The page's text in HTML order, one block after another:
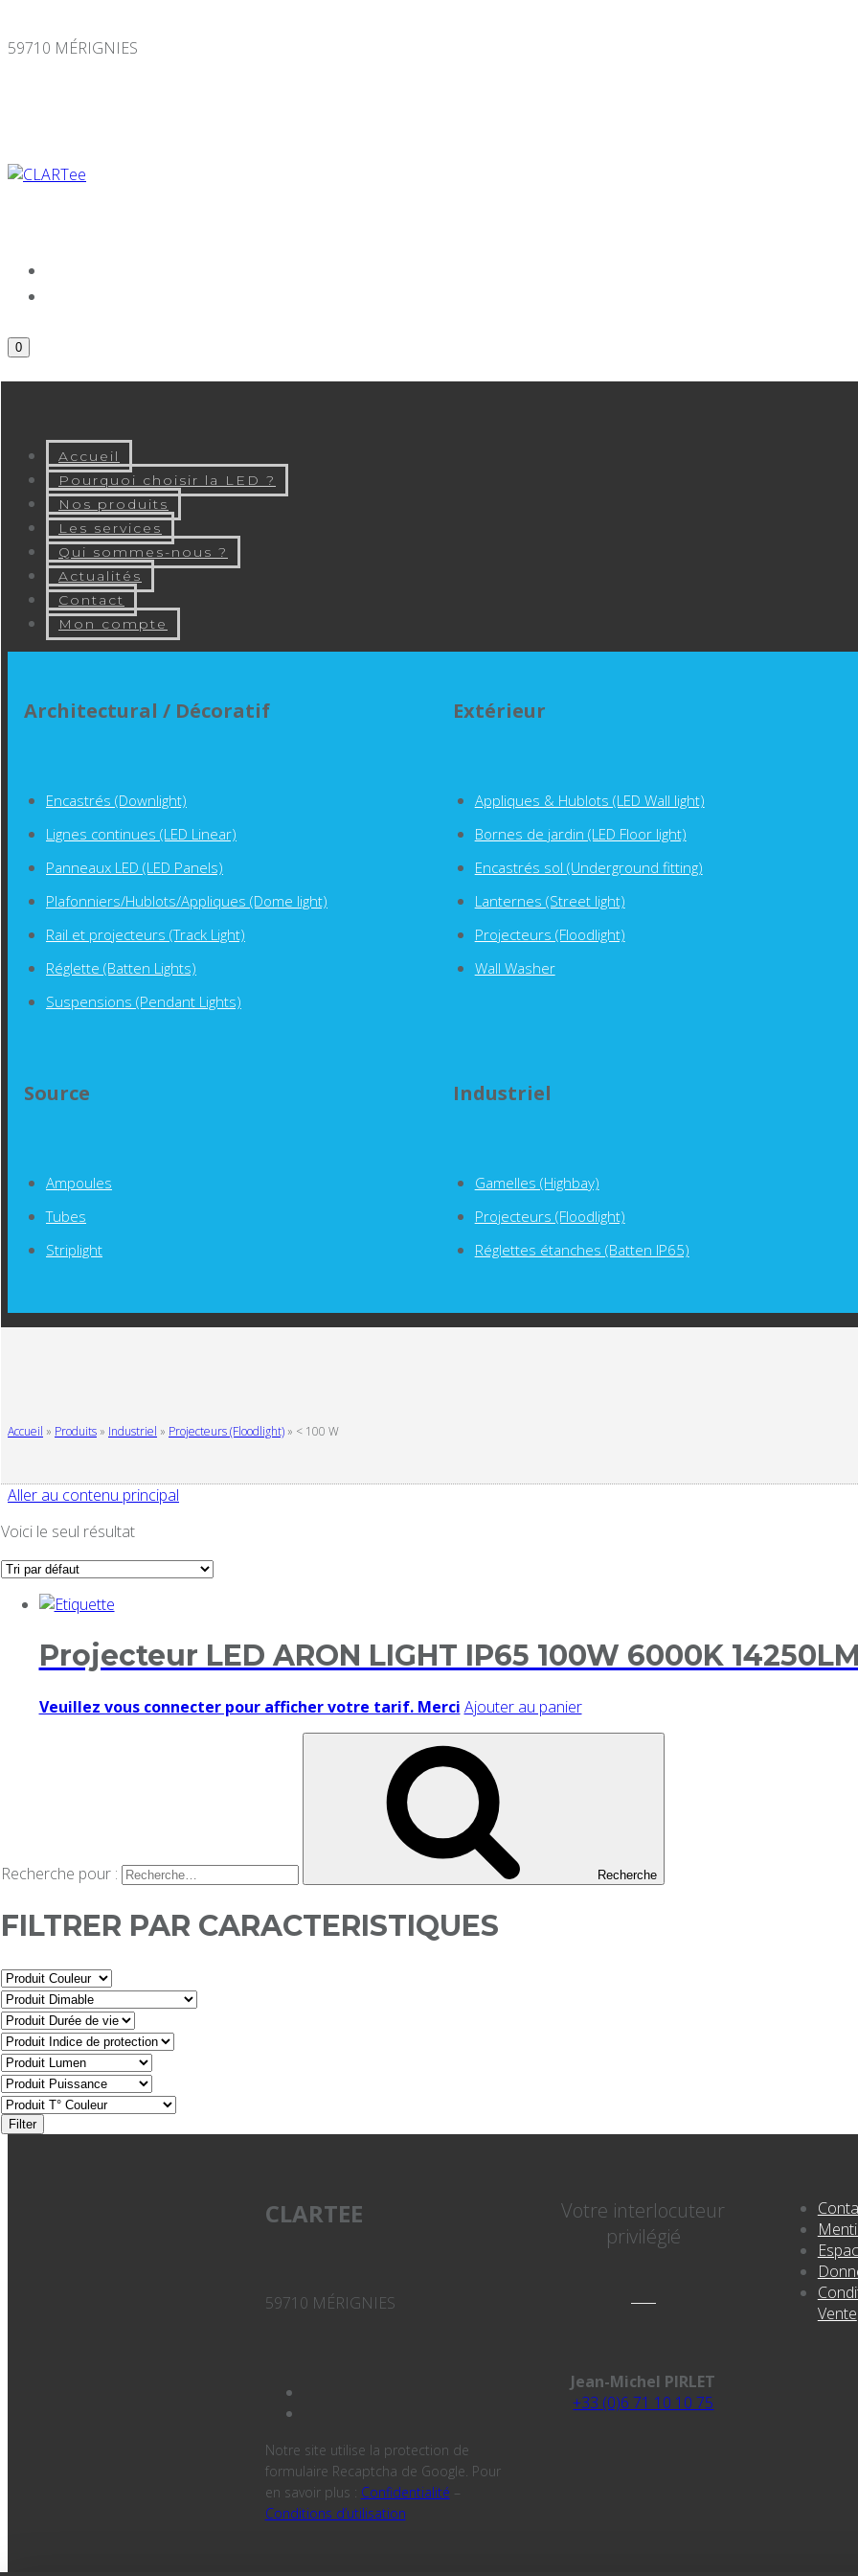
59710 MÉRIGNIES
0
Accueil
Pourquoi choisir la LED ?
Nos produits
Les services
Qui sommes-nous ?
Actualités
Contact
Mon compte
Architectural / Décoratif
Encastrés (Downlight)
Lignes continues (LED Linear)
Panneaux LED (LED Panels)
Plafonniers/Hublots/Appliques (Dome light)
Rail et projecteurs (Track Light)
Réglette (Batten Lights)
Suspensions (Pendant Lights)
Extérieur
Appliques & Hublots (LED Wall light)
Bornes de jardin (LED Floor light)
Encastrés sol (Underground fitting)
Lanternes (Street light)
Projecteurs (Floodlight)
Wall Washer
Source
Ampoules
Tubes
Striplight
Industriel
Gamelles (Highbay)
Projecteurs (Floodlight)
Réglettes étanches (Batten IP65)
Accueil » Produits » Industriel » Projecteurs (Floodlight) » < 100 W
Aller au contenu principal
Voici le seul résultat
Projecteur LED ARON LIGHT IP65 100W 6000K
Veuillez vous connecter pour afficher votre tarif. Merci Ajouter au panier
Recherche pour : Recherche
FILTRER PAR CARACTERISTIQUES
Filter
CLARTEE
59710 MÉRIGNIES
Notre site utilise la protection de
formulaire Recaptcha de Google. Pour
en savoir plus : Confidentialité –
Conditions d’utilisation
Votre interlocuteur
privilégié
Jean-Michel PIRLET
+33 (0)6 71 10 10 75
Vente